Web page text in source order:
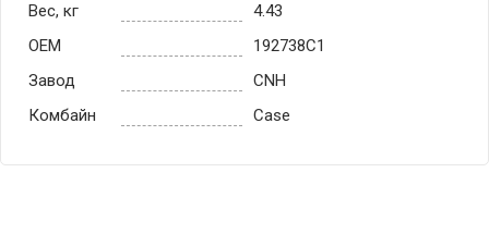
Вес, кг
4.43
OEM
192738C1
Завод
CNH
Комбайн
Case